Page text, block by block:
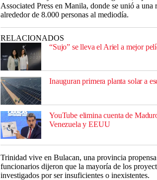
Associated Press en Manila, donde se unió a
alrededor de 8.000 personas al mediodía.
RELACIONADOS
“Sujo” se lleva el Ariel a mejor
Inauguran primera planta solar a
YouTube elimina cuenta de
Venezuela y EEUU
Trinidad vive en Bulacan, una provincia
funcionarios dijeron que la mayoría de los
investigados por ser insuficientes o inexistentes.